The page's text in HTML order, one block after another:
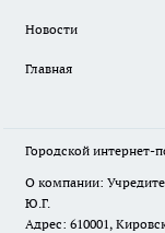
Новости
Главная
Городской интернет-
О компании:
Ю.Г.
Адрес: 610001,